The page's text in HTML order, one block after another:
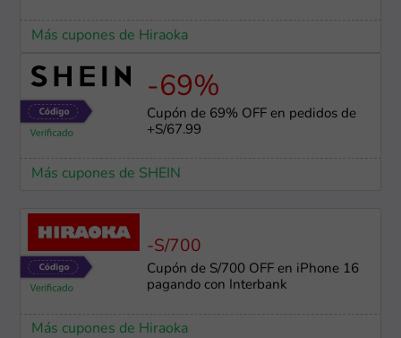
Más cupones de Hiraoka
-69%
Cupón de 69% OFF en pedidos de
+S/67.99
Más cupones de SHEIN
-S/700
Cupón de S/700 OFF en iPhone 16
pagando con Interbank
Más cupones de Hiraoka